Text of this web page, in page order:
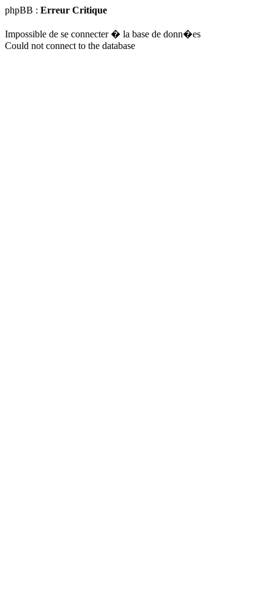
phpBB : Erreur Critique
Impossible de se connecter � la base de donn�es
Could not connect to the database